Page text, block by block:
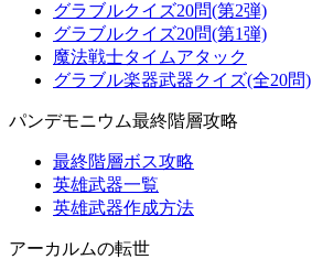
グラブルクイズ20問(第2弾)
グラブルクイズ20問(第1弾)
魔法戦士タイムアタック
グラブル楽器武器クイズ(全20問)
パンデモニウム最終階層攻略
最終階層ボス攻略
英雄武器一覧
英雄武器作成方法
アーカルムの転世